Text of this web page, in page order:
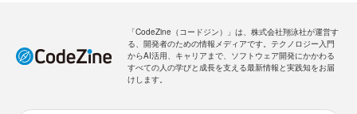
「CodeZine（コードジン）」は、株式会社翔泳社が運営す
る、開発者のための情報メディアです。テクノロジー入門
からAI活用、キャリアまで、ソフトウェア開発にかかわる
すべての人の学びと成長を支える最新情報と実践知をお届
けします。